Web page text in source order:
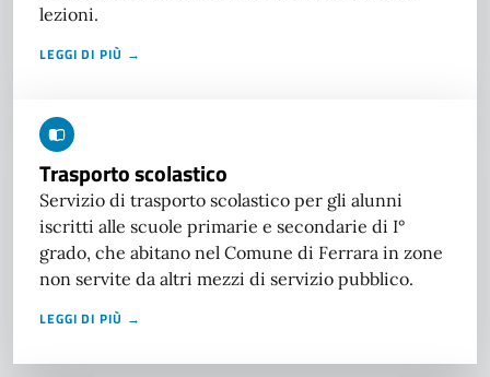
lezioni.
LEGGI DI PIÙ →
Trasporto scolastico
Servizio di trasporto scolastico per gli alunni
iscritti alle scuole primarie e secondarie di I°
grado, che abitano nel Comune di Ferrara in zone
non servite da altri mezzi di servizio pubblico.
LEGGI DI PIÙ →